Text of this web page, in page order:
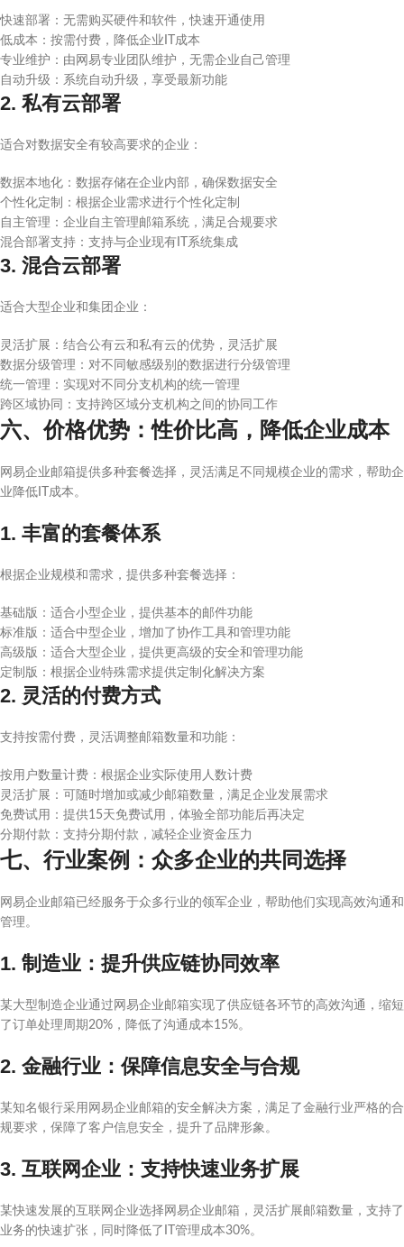
快速部署：无需购买硬件和软件，快速开通使用
低成本：按需付费，降低企业IT成本
专业维护：由网易专业团队维护，无需企业自己管理
自动升级：系统自动升级，享受最新功能
2. 私有云部署
适合对数据安全有较高要求的企业：
数据本地化：数据存储在企业内部，确保数据安全
个性化定制：根据企业需求进行个性化定制
自主管理：企业自主管理邮箱系统，满足合规要求
混合部署支持：支持与企业现有IT系统集成
3. 混合云部署
适合大型企业和集团企业：
灵活扩展：结合公有云和私有云的优势，灵活扩展
数据分级管理：对不同敏感级别的数据进行分级管理
统一管理：实现对不同分支机构的统一管理
跨区域协同：支持跨区域分支机构之间的协同工作
六、价格优势：性价比高，降低企业成本
网易企业邮箱提供多种套餐选择，灵活满足不同规模企业的需求，帮助企
业降低IT成本。
1. 丰富的套餐体系
根据企业规模和需求，提供多种套餐选择：
基础版：适合小型企业，提供基本的邮件功能
标准版：适合中型企业，增加了协作工具和管理功能
高级版：适合大型企业，提供更高级的安全和管理功能
定制版：根据企业特殊需求提供定制化解决方案
2. 灵活的付费方式
支持按需付费，灵活调整邮箱数量和功能：
按用户数量计费：根据企业实际使用人数计费
灵活扩展：可随时增加或减少邮箱数量，满足企业发展需求
免费试用：提供15天免费试用，体验全部功能后再决定
分期付款：支持分期付款，减轻企业资金压力
七、行业案例：众多企业的共同选择
网易企业邮箱已经服务于众多行业的领军企业，帮助他们实现高效沟通和
管理。
1. 制造业：提升供应链协同效率
某大型制造企业通过网易企业邮箱实现了供应链各环节的高效沟通，缩短
了订单处理周期20%，降低了沟通成本15%。
2. 金融行业：保障信息安全与合规
某知名银行采用网易企业邮箱的安全解决方案，满足了金融行业严格的合
规要求，保障了客户信息安全，提升了品牌形象。
3. 互联网企业：支持快速业务扩展
某快速发展的互联网企业选择网易企业邮箱，灵活扩展邮箱数量，支持了
业务的快速扩张，同时降低了IT管理成本30%。